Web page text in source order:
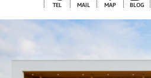
TEL MAIL MAP BLOG